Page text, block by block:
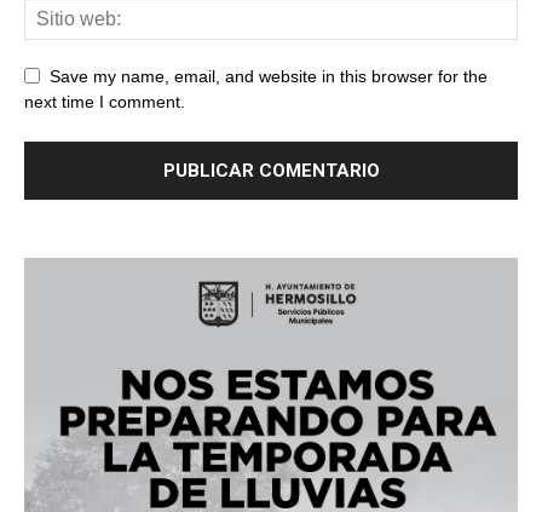
Save my name, email, and website in this browser for the
next time I comment.